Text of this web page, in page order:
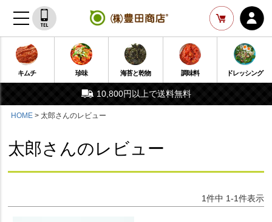
キムチ 珍味 海苔と乾物 調味料 ドレッシング
10,800円以上で送料無料
HOME 太郎さんのレビュー
太郎さんのレビュー
1件中 1-1件表示